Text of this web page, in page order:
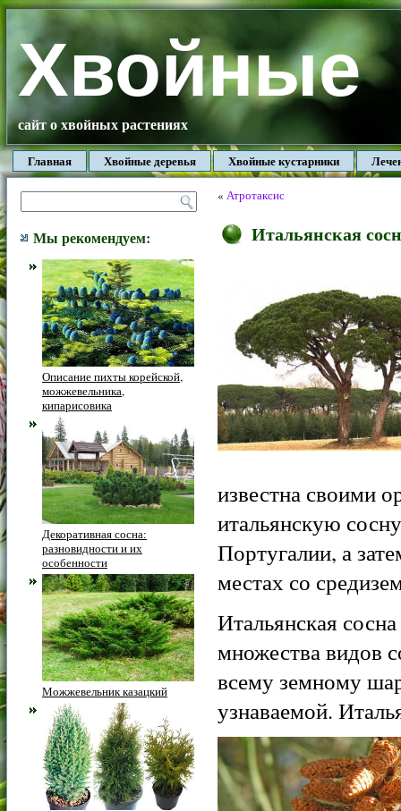
Хвойные
сайт о хвойных растениях
Главная Хвойные деревья Хвойные кустарники
Мы рекомендуем:
Описание пихты корейской,
можжевельника,
кипарисовика
Декоративная сосна:
разновидности и их
особенности
Можжевельник казацкий
« Атротаксис
Итальянская
известна своими
итальянскую
Португалии, а
местах со
Итальянская
множества видов
всему земному
узнаваемой.